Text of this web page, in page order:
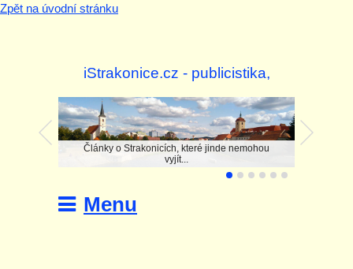
Zpět na úvodní stránku
iStrakonice.cz - publicistika,
investigace
Články o Strakonicích, které jinde nemohou
vyjít...
Menu